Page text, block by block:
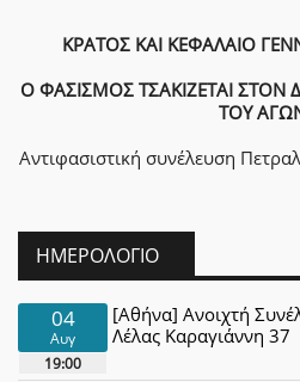
ΚΡΑΤΟΣ ΚΑΙ ΚΕΦΑΛΑΙΟ
Ο ΦΑΣΙΣΜΟΣ ΤΣΑΚΙΖΕΤΑΙ
ΤΟΥ
Αντιφασιστική συνέλευση
ΗΜΕΡΟΛΌΓΙΟ
04
Αυγ
19:00
[Αθήνα] Ανοιχτή
Λέλας Καραγιάννη 37